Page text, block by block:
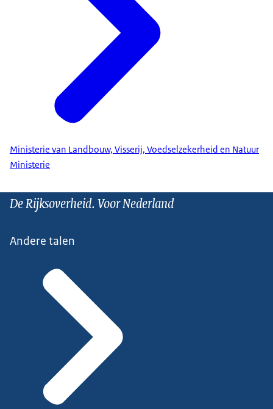
Ministerie van Landbouw, Visserij, Voedselzekerheid en Natuur
Ministerie
De Rijksoverheid. Voor Nederland
Andere talen